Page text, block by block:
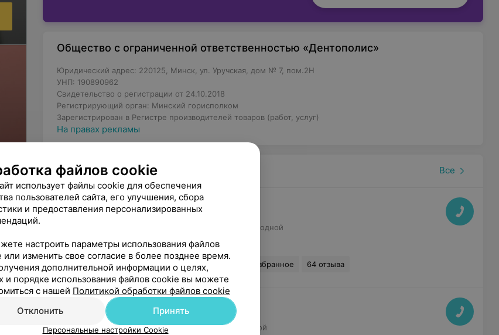
Общество с ограниченной ответственностью «Дентополис»
Юридический адрес: 220125, Минск, ул. Уручская, дом № 7, пом.2H
УНП: 190890962
Свидетельство о регистрации от 24.10.2018
Регистрирующий орган: Минский горисполком
Зарегистрирован в Регистре производителей товаров (работ, услуг)
На правах рекламы
Стоматологии на ст.м. Уручье Все
СТОМАТОЛОГИЧЕСКИЙ ЦЕНТР
Поли Магия
Выходной
Telegram WhatsApp Записаться В избранное 64 отзыва
СТОМАТОЛОГИЯ
Три Дантиста Плюс
Минск, ул. 50 лет Победы, 8 Выходной
файлов cookie
использует файлы cookie для обеспечения
пользователей сайта, его улучшения, сбора
и предоставления персонализированных
настроить параметры использования файлов
или изменить свое согласие в более позднее время.
дополнительной информации о целях,
и порядке использования файлов cookie вы можете
с нашей Политикой обработки файлов cookie
Отклонить
Принять
Персональные настройки Cookie